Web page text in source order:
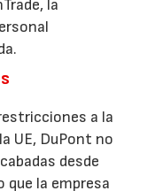
la
a la
UE, DuPont no
desde
que la empresa